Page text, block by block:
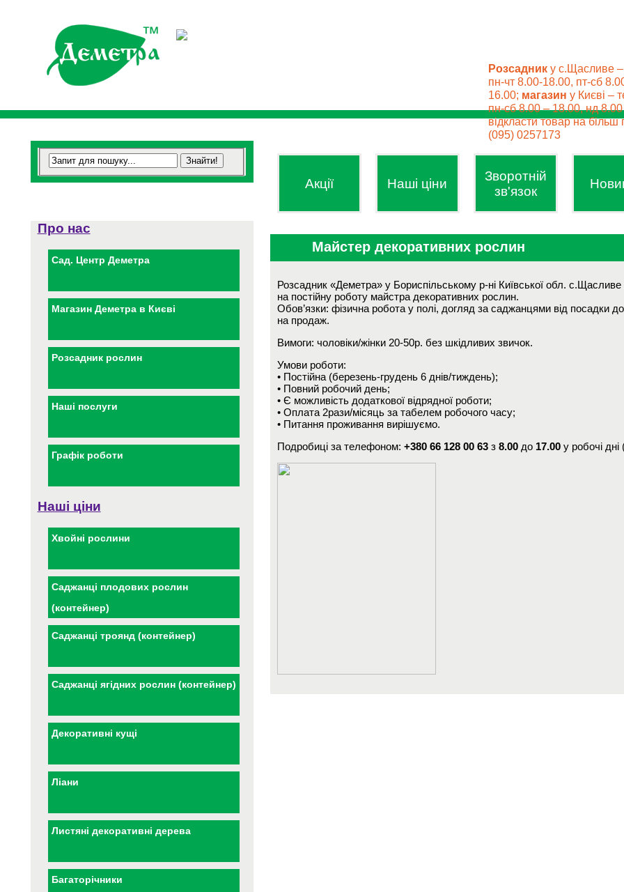
Розсадник у с.Щасливе
пн-чт 8.00-18.00, пт-сб
16.00; магазин у Києві –
пн-сб 8.00 – 18.00, нд
відкласти товар на більш
(095) 0257173
Про нас
Сад. Центр Деметра
Магазин Деметра в Києві
Розсадник рослин
Наші послуги
Графік роботи
Наші ціни
Хвойні рослини
Саджанці плодових рослин
(контейнер)
Саджанці троянд (контейнер)
Саджанці ягідних рослин (контейнер)
Декоративні кущі
Ліани
Листяні декоративні дерева
Багаторічники
Акції Наші ціни
Зворотній
зв'язок
Майстер декоративних рослин
Розсадник «Деметра» у Бориспільському р-ні Київської обл.
на постійну роботу майстра декоративних рослин.
Обов’язки: фізична робота у полі, догляд за саджанцями від посадки до
на продаж.
Вимоги: чоловіки/жінки 20-50р. без шкідливих звичок.
Умови роботи:
• Постійна (березень-грудень 6 днів/тиждень);
• Повний робочий день;
• Є можливість додаткової відрядної роботи;
• Оплата 2рази/місяць за табелем робочого часу;
• Питання проживання вирішуємо.
Подробиці за телефоном: +380 66 128 00 63з 8.00до 17.00у робочі дні